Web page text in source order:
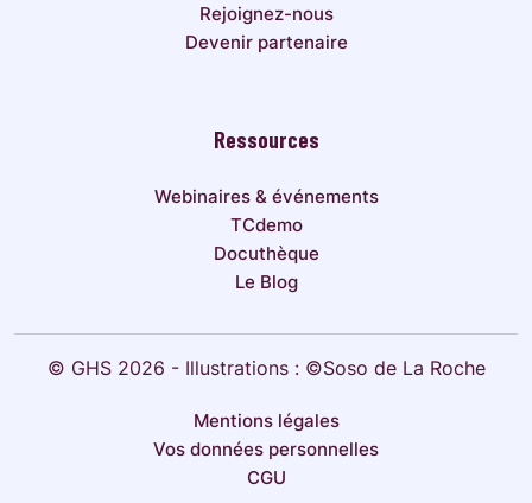
Rejoignez-nous
Devenir partenaire
Ressources
Webinaires & événements
TCdemo
Docuthèque
Le Blog
© GHS 2026 - Illustrations : ©Soso de La Roche
Mentions légales
Vos données personnelles
CGU